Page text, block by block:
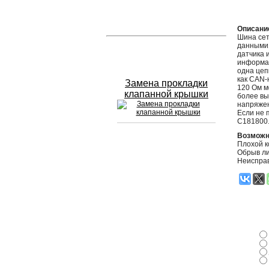
Замена прокладки
клапанной крышки
Шина
датчика
одна
как
120 Ом
более
Если не
C181800.
Плохой
Обрыв